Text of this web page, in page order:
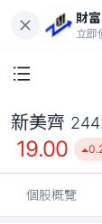
財
立即
新美齊
19.00
個股概覽